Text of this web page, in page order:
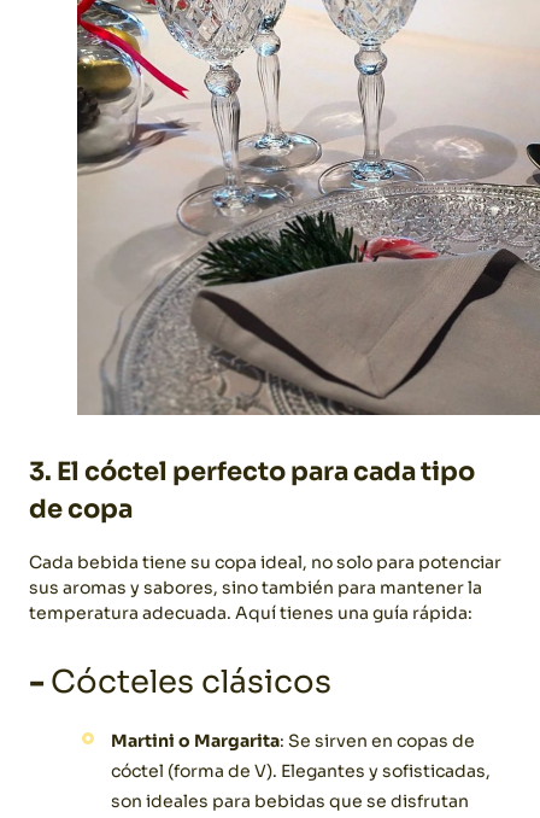
3. El cóctel perfecto para cada tipo
de copa
Cada bebida tiene su copa ideal, no solo para potenciar
sus aromas y sabores, sino también para mantener la
temperatura adecuada. Aquí tienes una guía rápida:
- Cócteles clásicos
Martini o Margarita: Se sirven en copas de
cóctel (forma de V). Elegantes y sofisticadas,
son ideales para bebidas que se disfrutan